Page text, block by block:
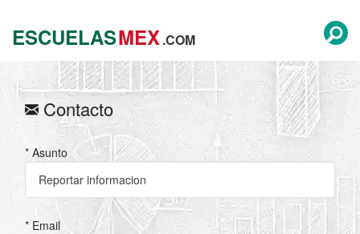
ESCUELASMEX.COM
Contacto
* Asunto
* Email